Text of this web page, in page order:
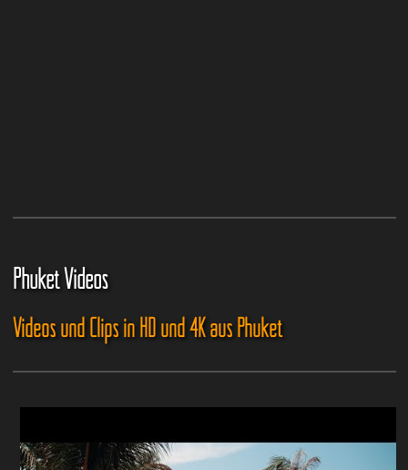
Phuket Videos
Videos und Clips in HD und 4K aus Phuket